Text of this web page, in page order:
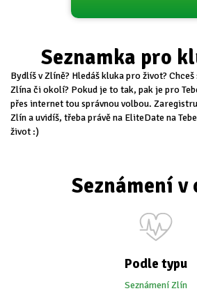
Seznamka pro
Bydlíš v Zlíně? Hledáš kluka pro život?
Zlína či okolí? Pokud je to tak, pak je pro
přes internet tou správnou volbou.
Zlín a uvidíš, třeba právě na EliteDate na
život :)
Seznámení
Podle typu
Seznámení Zlín